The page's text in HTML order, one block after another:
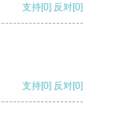
支持[0] 反对[0]
支持[0] 反对[0]